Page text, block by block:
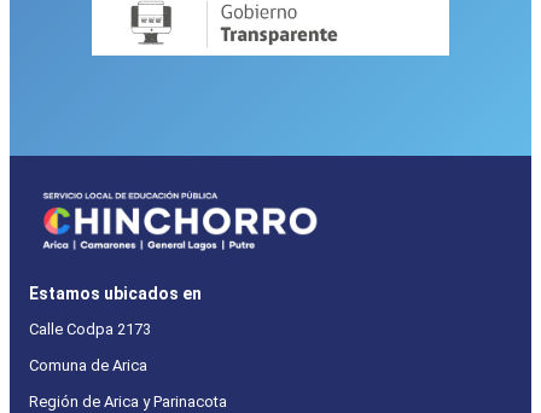
Estamos ubicados en
Calle Codpa 2173
Comuna de Arica
Región de Arica y Parinacota